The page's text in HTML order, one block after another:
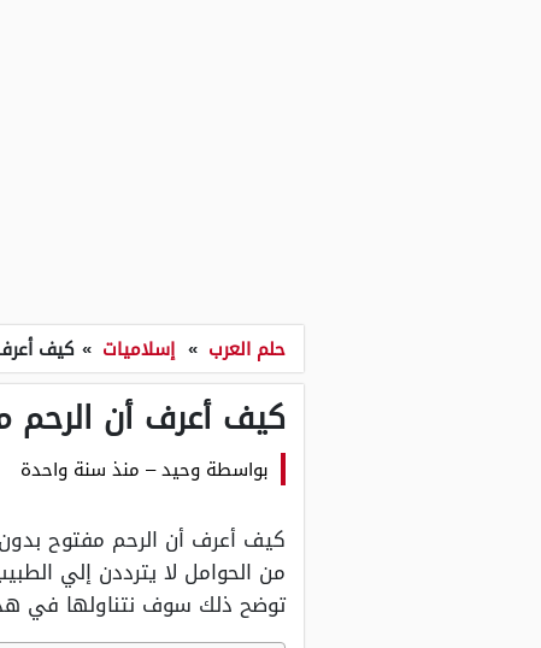
حلم العرب » إسلاميات » كيف
كيف أعرف أن
بواسطة وحيد– منذ سنة واحدة
كيف أعرف أن الرحم مفتوح بدون
من الحوامل لا يترددن إلي
توضح ذلك سوف نتناولها في